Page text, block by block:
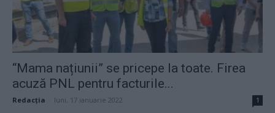
“Mama națiunii” se pricepe la toate. Firea
acuză PNL pentru facturile...
Redacţia luni, 17 ianuarie 2022 1